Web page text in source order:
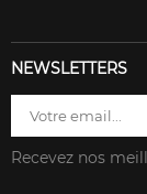
NEWSLETTERS
Recevez nos